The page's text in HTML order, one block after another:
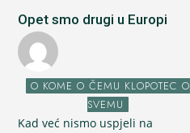
Opet smo drugi u Europi
O KOME O ČEMU KLOPOTEC O
SVEMU
Kad već nismo uspjeli na